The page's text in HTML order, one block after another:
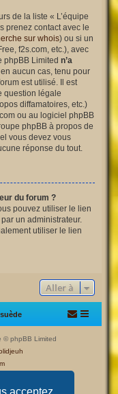
acceptez
de la liste « L’équipe
prenez contact avec le
sur whois) ou si un
f2s.com, etc.), avec
phpBB Limited n’a
aucun cas, tenu pour
est utilisé. Il est
question légale
diffamatoires, etc.)
ou au logiciel phpBB
phpBB à propos de
vous devez vous
réponse du tout.
du forum ?
pouvez utiliser le lien
un administrateur.
utiliser le lien
Aller à
© phpBB Limited